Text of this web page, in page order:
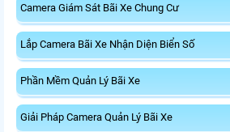
Camera Giám Sát Bãi Xe Chung Cư
Lắp Camera Bãi Xe Nhận Diện Biển Số
Phần Mềm Quản Lý Bãi Xe
Giải Pháp Camera Quản Lý Bãi Xe